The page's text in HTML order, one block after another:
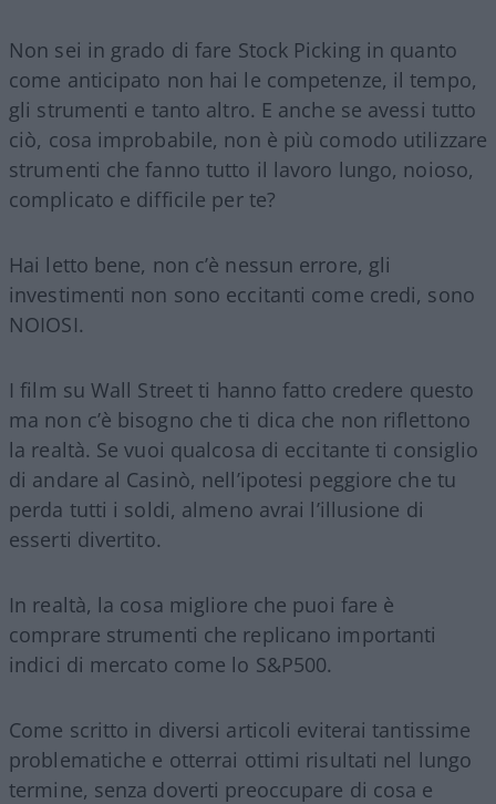
Non sei in grado di fare Stock Picking in quanto
come anticipato non hai le competenze, il tempo,
gli strumenti e tanto altro. E anche se avessi tutto
ciò, cosa improbabile, non è più comodo utilizzare
strumenti che fanno tutto il lavoro lungo, noioso,
complicato e difficile per te?
Hai letto bene, non c’è nessun errore, gli
investimenti non sono eccitanti come credi, sono
NOIOSI.
I film su Wall Street ti hanno fatto credere questo
ma non c’è bisogno che ti dica che non riflettono
la realtà. Se vuoi qualcosa di eccitante ti consiglio
di andare al Casinò, nell’ipotesi peggiore che tu
perda tutti i soldi, almeno avrai l’illusione di
esserti divertito.
In realtà, la cosa migliore che puoi fare è
comprare strumenti che replicano importanti
indici di mercato come lo S&P500.
Come scritto in diversi articoli eviterai tantissime
problematiche e otterrai ottimi risultati nel lungo
termine, senza doverti preoccupare di cosa e